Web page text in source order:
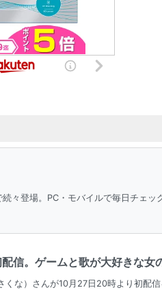
々登場。PC・モバイルで毎日チェ
信。ゲームと歌が大好きな
な）さんが10月27日20時より初配信